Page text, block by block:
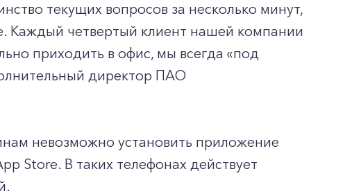
текущих вопросов за несколько минут,
Каждый четвертый клиент нашей компании
приходить в офис, мы всегда «под
директор ПАО
невозможно установить приложение
Store. В таких телефонах действует